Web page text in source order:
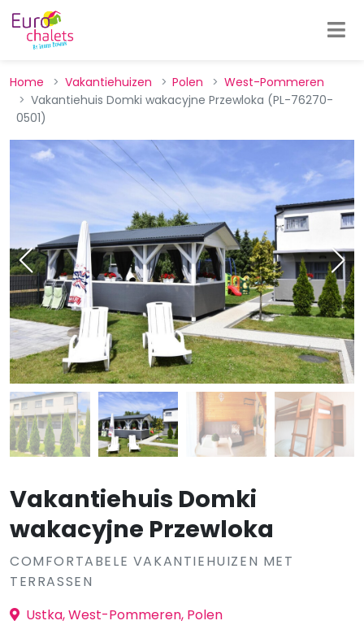
Home Vakantiehuizen Polen
West-Pommeren
Vakantiehuis Domki wakacyjne Przewloka (PL-76270-
0501)
Vakantiehuis Domki
wakacyjne Przewloka
COMFORTABELE VAKANTIEHUIZEN MET
TERRASSEN
Ustka, West-Pommeren, Polen